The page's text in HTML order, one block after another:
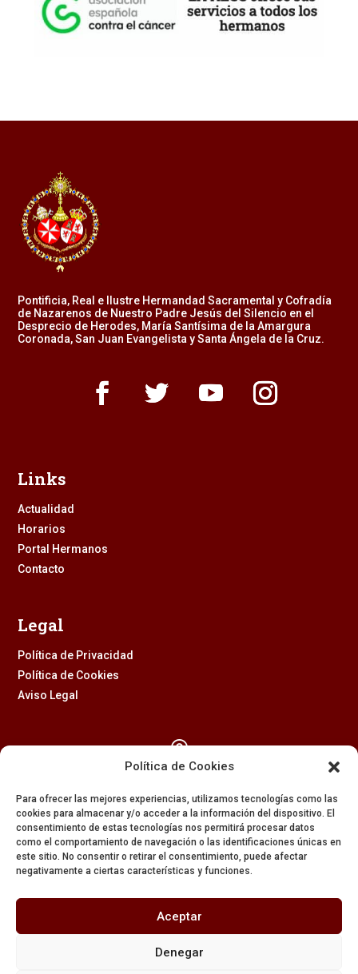
Política de Cookies
Para ofrecer las mejores experiencias, utilizamos tecnologías como las
cookies para almacenar y/o acceder a la información del dispositivo. El
consentimiento de estas tecnologías nos permitirá procesar datos
como el comportamiento de navegación o las identificaciones únicas en
este sitio. No consentir o retirar el consentimiento, puede afectar
negativamente a ciertas características y funciones.
Aceptar
Denegar
Pontificia, Real e Ilustre Hermandad Sacramental y Cofradía
de Nazarenos de Nuestro Padre Jesús del Silencio en el
Desprecio de Herodes, María Santísima de la Amargura
Coronada, San Juan Evangelista y Santa Ángela de la Cruz.
Links
Actualidad
Horarios
Portal Hermanos
Contacto
Legal
Política de Privacidad
Política de Cookies
Aviso Legal

954 229 437

608 84 84 82

secretaria@amargura.org
mayordomia@amargura.org